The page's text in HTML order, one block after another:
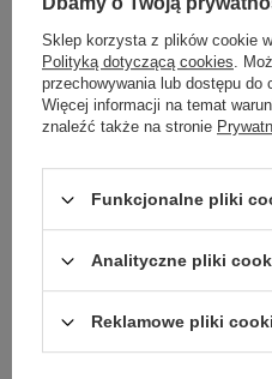
szybko i przygotujemy indywidualną
dopasowaną do Ciebie..
Model znajdziesz w
Napisz swoją opinię
Sklep korzysta z plików cookie
Polityką dotyczącą cookies.
przechowywania lub dostępu do
Więcej informacji na temat
znaleźć także na stronie
Funkcjonalne pliki
Analityczne pliki
Reklamowe pliki